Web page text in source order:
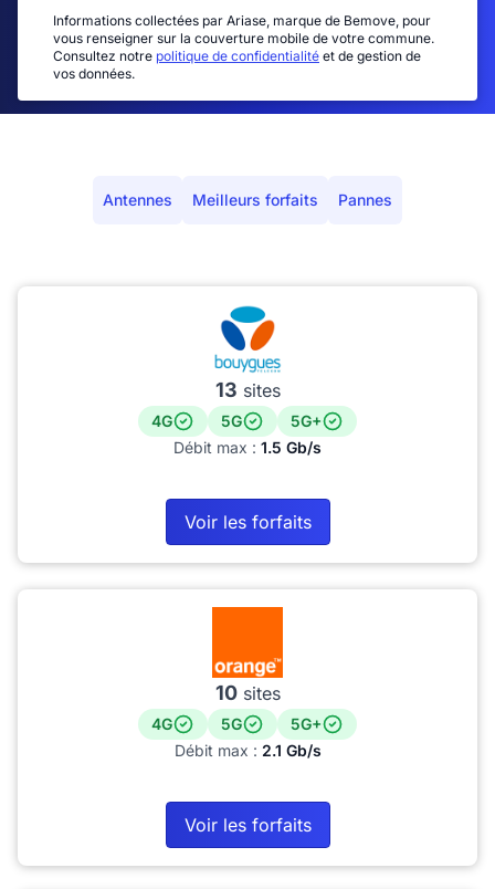
Informations collectées par Ariase, marque de Bemove, pour
vous renseigner sur la couverture mobile de votre commune.
Consultez notre politique de confidentialité et de gestion de
vos données.
Antennes Meilleurs forfaits Pannes
13 sites
4G 5G
5G+
Débit max : 1.5 Gb/s
Voir les forfaits
10sites
4G 5G
5G+
Débit max : 2.1 Gb/s
Voir les forfaits